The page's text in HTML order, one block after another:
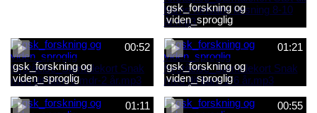
gsk_forskning og
viden_sproglig
forståelse_Samtalekort Støt
dit barns fortsatte læsning 8-
10 år.mp3
00:52
gsk_forskning og
viden_sproglig
forståelse_Samtalekort Snak
med dit barn 6 mdr-2 år.mp3
01:21
gsk_forskning og
viden_sproglig
forståelse_Samtalekort Snak
med dit barn 2-6 år.mp3
01:11
00:55